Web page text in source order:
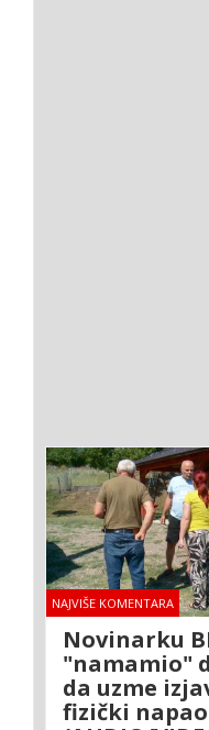
NAJVIŠE KOMENTARA
Novinarku
"namamio"
da uzme
fizički napao